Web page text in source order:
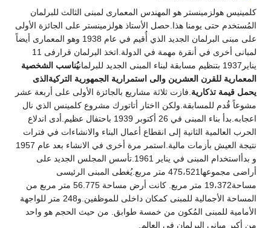
كلمينيس هولزمينستر هو المهندس المعمارى لمبنى الثالث للبرلمان
المُستخدم حتى يومنا هذا.حصل الأستاذ هولزمينستر على الجائزة الأولى
على مبنى البرلمان الجديد الذي أُقيم في عام 1938 وهو المعمارى أيضاً
لمبانى أخرى في أنقرة مهمة في الدولة.اتخذ البرلمان قرارفى 11
يناير1937 بتنظيم مسابقة لبناء المبنى الجديد للبرلمان
يُناسب الشخصية
المعمارية للقرن العشرين والى استمرارية الجمهورية التركيةالذى
يحمل قيمة تذكارية .فازت ثلاثة مشاريع بالجائزة الأولى على أربعة عشر
مشوعاً قُدم للمسابقة.ولكن ااختار أتاتورك مشروع كلمينس الذي نال
اعجابه.بدأ بناء المبنى في 26 أكتوبر 1939 باحتفال عظيم.أدى اندلاع
الحرب العالمية الثانية إلى انقطاع أعمال البناء والانشاءات في فترات
نتيجة العيش بأزمات مالية.استمر مرة أخرى في الانشاء بعد عام 1957
و بدأاستخدام المبنى في يناير 1961.تأسس المجلس الجديد على
أراضى مجموعها475،521 متر مربع.يُغطى المبنى الرئيسى
مساحة19،372 متر مربع. كانت أرض مساحة 56.775 متر مربع من
المساحة الأجمالية للمبنى كمكان داخلى للموظفين.و248 متر للواجهة
الأمامية للمبنى المُكون من خمسة طوابق. من حيث الحجم هو واحد
من أكبر مبانى البرلمان في العالم.